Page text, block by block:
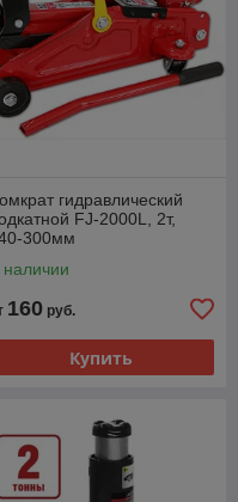
гидравлический
FJ-2000L, 2т,
300мм
наличии
160 руб.
Купить